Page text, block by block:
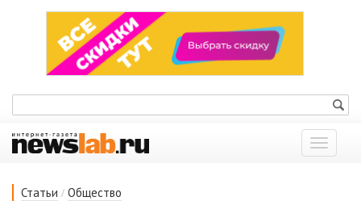
Показать
меню
Статьи / Общество